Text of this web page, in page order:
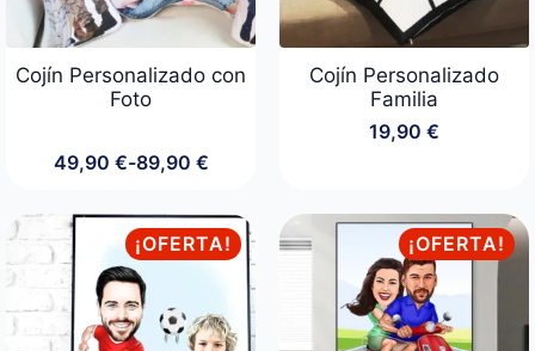
Cojín Personalizado con
Foto
49,90 €-89,90 €
Rango
precios:
desde
49,90 €
hasta
89,90 €
Cojín Personalizado
Familia
19,90 €
¡OFERTA! ¡OFERTA!